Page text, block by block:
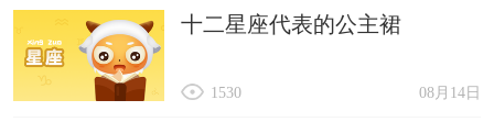
十二星座代表的公主裙
08月14日
1530